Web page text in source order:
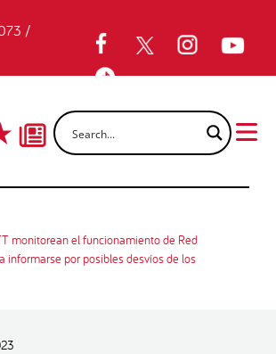
/
monitorean el funcionamiento de Red
informarse por posibles desvíos de los